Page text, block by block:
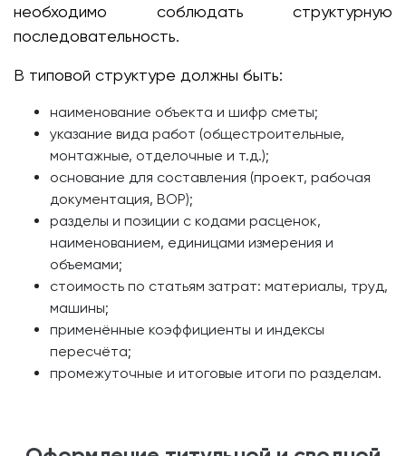
необходимо соблюдать структурную
последовательность.
В типовой структуре должны быть:
наименование объекта и шифр сметы;
указание вида работ (общестроительные,
монтажные, отделочные и т.д.);
основание для составления (проект, рабочая
документация, ВОР);
разделы и позиции с кодами расценок,
наименованием, единицами измерения и
объемами;
стоимость по статьям затрат: материалы, труд,
машины;
применённые коэффициенты и индексы
пересчёта;
промежуточные и итоговые итоги по разделам.